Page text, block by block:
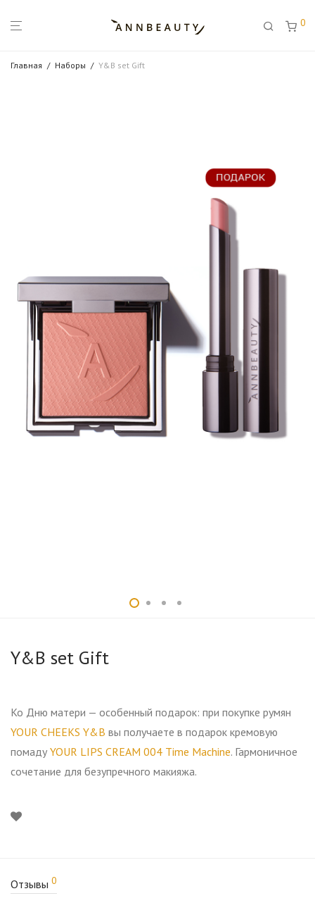
0
Главная / Наборы / Y&B set Gift
Y&B set Gift
Ко Дню матери — особенный подарок: при покупке румян
YOUR CHEEKS Y&B вы получаете в подарок кремовую
помаду YOUR LIPS CREAM 004 Time Machine. Гармоничное
сочетание для безупречного макияжа.
Отзывы 0